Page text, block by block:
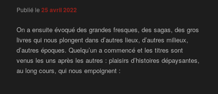
Publié le25 avril 2022
On a ensuite évoqué des grandes fresques, des sagas, des gros
livres qui nous plongent dans d’autres lieux, d’autres milieux,
d’autres époques. Quelqu’un a commencé et les titres sont
venus les uns après les autres : plaisirs d’histoires dépaysantes,
au long cours, qui nous empoignent :